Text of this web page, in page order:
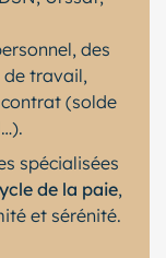
des
de travail,
(solde
spécialisées
de la paie,
et sérénité.